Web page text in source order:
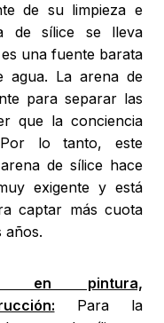
de su limpieza e
de sílice se lleva
una fuente barata
agua. La arena de
para separar las
que la conciencia
lo tanto, este
de sílice hace
exigente y está
captar más cuota
años.
en pintura,
Para la